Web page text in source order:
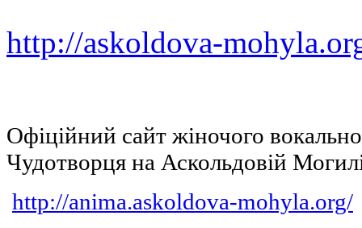
http://askoldova-
Офіційний сайт жіночого
Чудотворця на Аскольдовій
http://anima.askoldova-mohyla.org/